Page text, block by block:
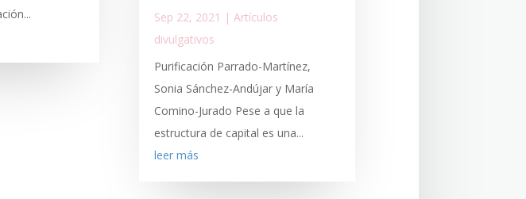
Sep 22, 2021 |Artículos
divulgativos
Purificación Parrado-Martínez,
Sonia Sánchez-Andújar y María
Comino-Jurado Pese a que la
estructura de capital es una...
leer más